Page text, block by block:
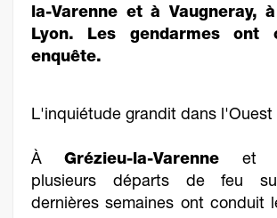
la-Varenne et à Vaugneray,
Lyon. Les gendarmes ont
enquête.
L'inquiétude grandit dans l'Ouest
ÀGrézieu-la-Varenne
plusieurs départs de feu
dernières semaines ont conduit